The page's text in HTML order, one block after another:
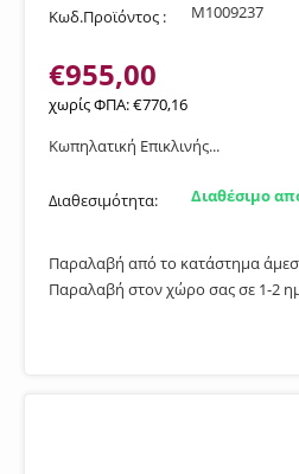
Κωδ.Προϊόντος : M1009237
€955,00
χωρίς ΦΠΑ:€770,16
Κωπηλατική Επικλινής...
Διαθεσιμότητα: Διαθέσιμο
Παραλαβή από το κατάστημα
Παραλαβή στον χώρο σας σε 1-2